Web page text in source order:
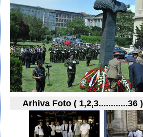
Arhiva Foto ( 1,2,3............36 )